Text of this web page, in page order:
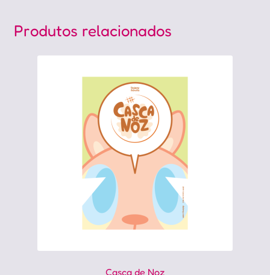
Produtos relacionados
Casca de Noz